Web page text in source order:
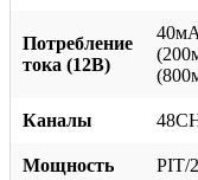
Потребление
тока (12В)
Каналы
Мощность PIT/